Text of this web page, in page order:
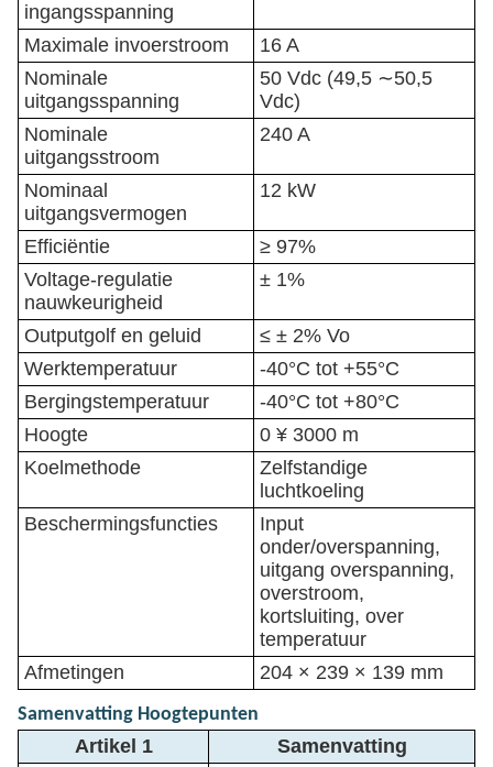
ingangsspanning
Maximale invoerstroom
16 A
Nominale
uitgangsspanning
50 Vdc (49,5 ∼50,5
Vdc)
Nominale
uitgangsstroom
240 A
Nominaal
uitgangsvermogen
12 kW
Efficiëntie
≥ 97%
Voltage-regulatie
nauwkeurigheid
± 1%
Outputgolf en geluid
≤ ± 2% Vo
Werktemperatuur
-40°C tot +55°C
Bergingstemperatuur
-40°C tot +80°C
Hoogte
0 ¥ 3000 m
Koelmethode
Zelfstandige
luchtkoeling
Beschermingsfuncties
Input
onder/overspanning,
uitgang overspanning,
overstroom,
kortsluiting, over
temperatuur
Afmetingen
204 × 239 × 139 mm
Samenvatting Hoogtepunten
Artikel 1
Samenvatting